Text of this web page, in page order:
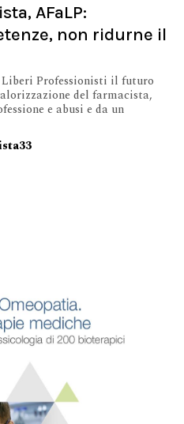
AFaLP:
non ridurne il
Professionisti il futuro
del farmacista,
e abusi e da un